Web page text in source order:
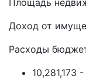
Площадь
Доход от
Расходы
10,281,173